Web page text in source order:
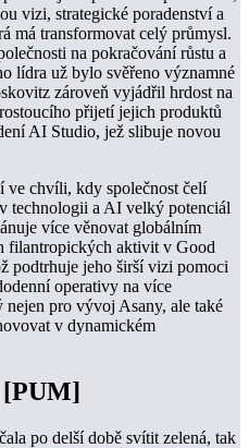
vizi, strategické poradenství a
má transformovat celý průmysl.
na pokračování růstu a
lídra už bylo svěřeno významné
zároveň vyjádřil hrdost na
přijetí jejich produktů
AI Studio, jež slibuje novou
ve chvíli, kdy společnost čelí
technologii a AI velký potenciál
více věnovat globálním
filantropických aktivit v Good
podtrhuje jeho širší vizi pomoci
operativy na více
pro vývoj Asany, ale také
v dynamickém
[PUM]
po delší době svítit zelená, tak